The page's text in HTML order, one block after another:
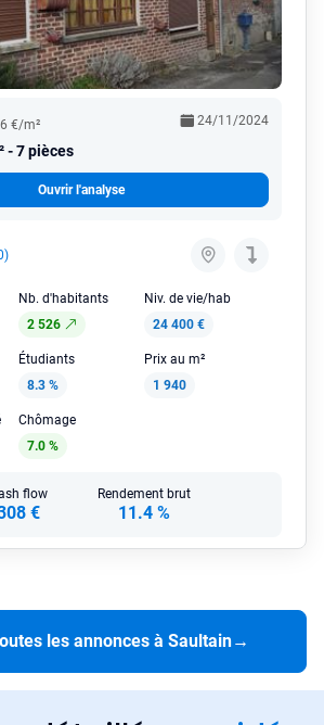
€/m²
- 7 pièces
24/11/2024
Ouvrir l'analyse
Nb. d'habitants
2 526
Niv. de vie/hab
24 400 €
Étudiants
8.3 %
Prix au m²
1 940
Chômage
7.0 %
flow
€
Rendement brut
11.4 %
les annonces à Saultain→